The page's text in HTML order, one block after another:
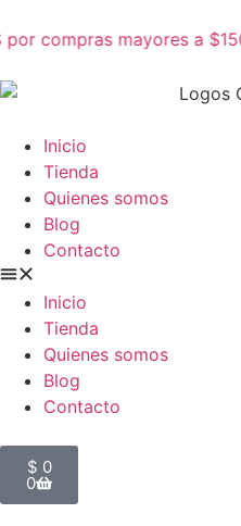
por compras mayores a
Inicio
Tienda
Quienes somos
Blog
Contacto
Inicio
Tienda
Quienes somos
Blog
Contacto
$ 0
0